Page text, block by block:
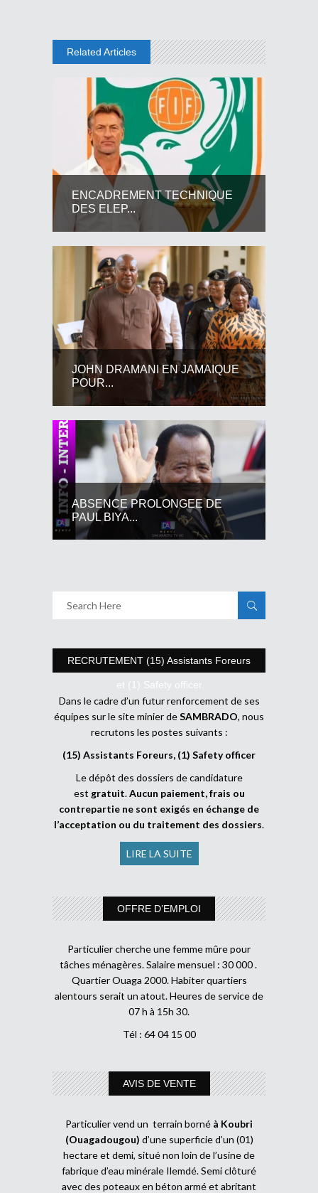
Related Articles
ENCADREMENT TECHNIQUE
DES ELEP...
JOHN DRAMANI EN JAMAIQUE
POUR...
ABSENCE PROLONGEE DE
PAUL BIYA...
RECRUTEMENT (15) Assistants Foreurs
et (1) Safety officer
Dans le cadre d’un futur renforcement de ses
équipes sur le site minier deSAMBRADO, nous
recrutons les postes suivants :
(15) Assistants Foreurs, (1) Safety officer
Le dépôt des dossiers de candidature
est gratuit.Aucun paiement, frais ou
contrepartie ne sont exigés en échange de
l’acceptation ou du traitement des dossiers.
LIRE LA SUITE
OFFRE D’EMPLOI
Particulier cherche une femme mûre pour
tâches ménagères. Salaire mensuel : 30 000 .
Quartier Ouaga 2000. Habiter quartiers
alentours serait un atout. Heures de service de
07 h à 15h 30.
Tél : 64 04 15 00
AVIS DE VENTE
Particulier vend un terrain borné à Koubri
(Ouagadougou) d’une superficie d’un (01)
hectare et demi, situé non loin de l’usine de
fabrique d’eau minérale Ilemdé. Semi clôturé
avec des poteaux en béton armé et abritant